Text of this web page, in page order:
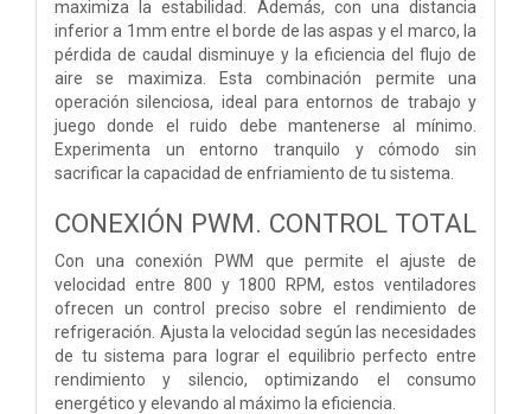
maximiza la estabilidad. Además, con una distancia
inferior a 1mm entre el borde de las aspas y el marco, la
pérdida de caudal disminuye y la eficiencia del flujo de
aire se maximiza. Esta combinación permite una
operación silenciosa, ideal para entornos de trabajo y
juego donde el ruido debe mantenerse al mínimo.
Experimenta un entorno tranquilo y cómodo sin
sacrificar la capacidad de enfriamiento de tu sistema.
CONEXIÓN PWM. CONTROL TOTAL
Con una conexión PWM que permite el ajuste de
velocidad entre 800 y 1800 RPM, estos ventiladores
ofrecen un control preciso sobre el rendimiento de
refrigeración. Ajusta la velocidad según las necesidades
de tu sistema para lograr el equilibrio perfecto entre
rendimiento y silencio, optimizando el consumo
energético y elevando al máximo la eficiencia.